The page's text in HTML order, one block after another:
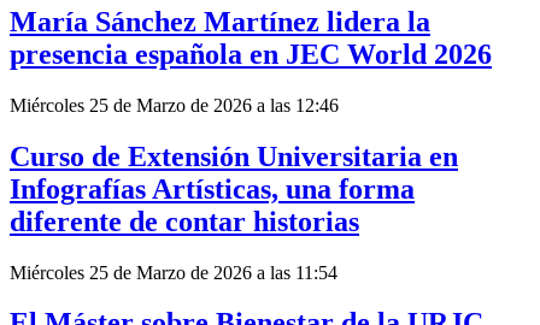
María Sánchez Martínez lidera la
presencia española en JEC World 2026
Miércoles 25 de Marzo de 2026 a las 12:46
Curso de Extensión Universitaria en
Infografías Artísticas, una forma
diferente de contar historias
Miércoles 25 de Marzo de 2026 a las 11:54